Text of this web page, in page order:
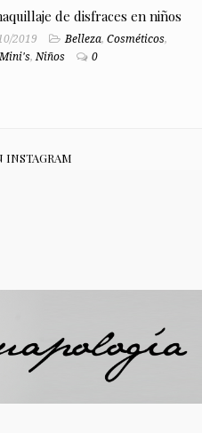
de disfraces en niños
2019 Belleza, Cosméticos,
,Niños 0
INSTAGRAM